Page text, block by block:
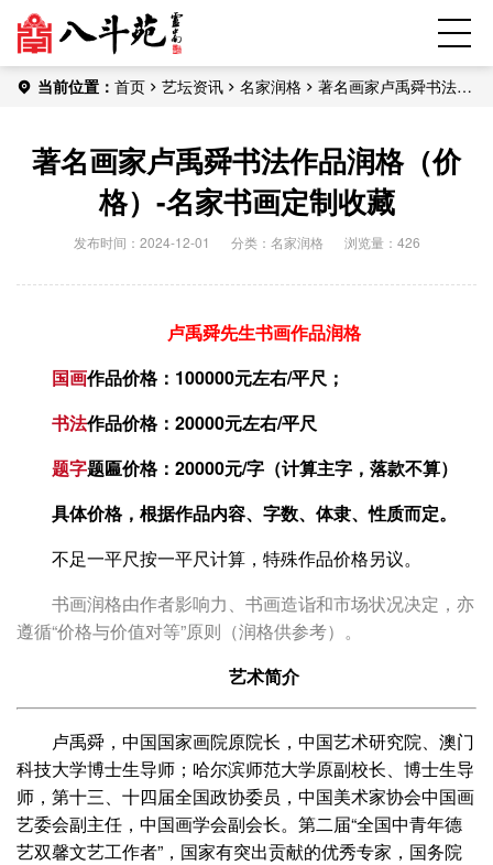
当前位置： 首页 艺坛资讯 名家润格
著名画家卢禹舜书法作
著名画家卢禹舜书法作品润格（价
格）-名家书画定制收藏
发布时间：2024-12-01 分类： 名家润格 浏览量：426
卢禹舜先生书画作品润格
国画作品价格：100000元左右/平尺；
书法作品价格：20000元左右/平尺
题字题匾价格：20000元/字（计算主字，落款不算）
具体价格，根据作品内容、字数、体隶、性质而定。
不足一平尺按一平尺计算，特殊作品价格另议。
书画润格由作者影响力、书画造诣和市场状况决定，亦
遵循“价格与价值对等”原则（润格供参考）。
艺术简介
卢禹舜，中国国家画院原院长，中国艺术研究院、澳门
科技大学博士生导师；哈尔滨师范大学原副校长、博士生导
师，第十三、十四届全国政协委员，中国美术家协会中国画
艺委会副主任，中国画学会副会长。第二届“全国中青年德
艺双馨文艺工作者”，国家有突出贡献的优秀专家，国务院